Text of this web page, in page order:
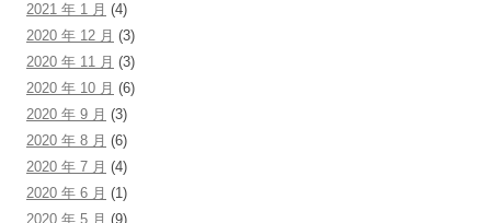
2021 年 1 月 (4)
2020 年 12 月 (3)
2020 年 11 月 (3)
2020 年 10 月 (6)
2020 年 9 月 (3)
2020 年 8 月 (6)
2020 年 7 月 (4)
2020 年 6 月 (1)
2020 年 5 月 (9)